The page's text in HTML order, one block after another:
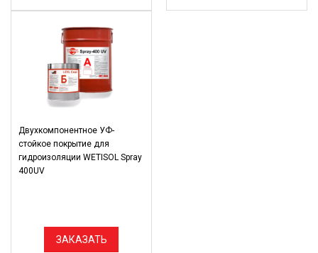
Двухкомпонентное УФ-
стойкое покрытие для
гидроизоляции WETISOL Spray
400UV
ЗАКАЗАТЬ